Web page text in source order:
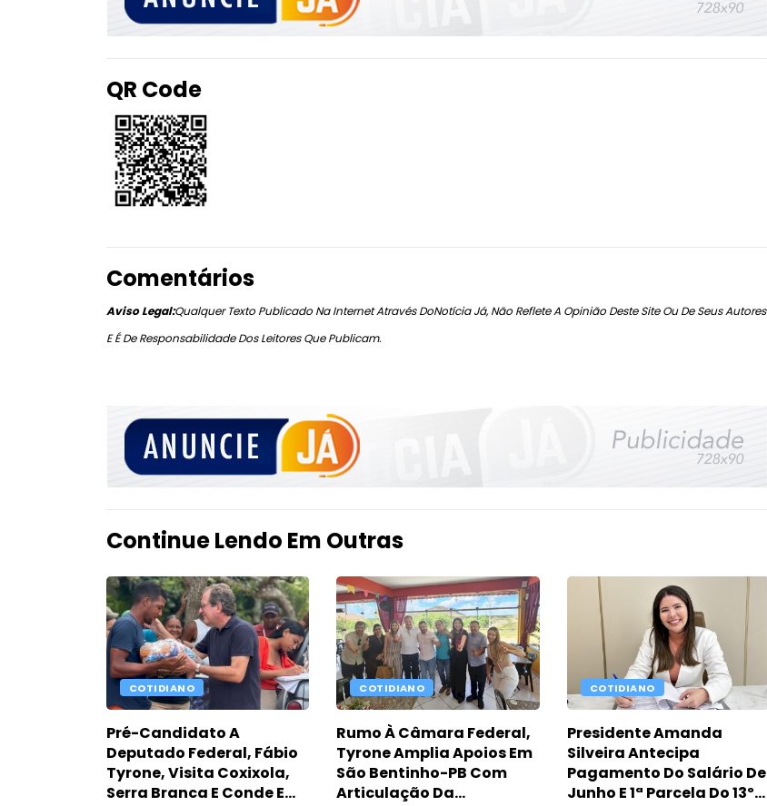
QR Code
Comentários
Aviso Legal:Qualquer Texto Publicado Na Internet Através DoNotícia Já, Não Reflete A Opinião Deste Site Ou De Seus Autores
E É De Responsabilidade Dos Leitores Que Publicam.
Continue Lendo Em Outras
COTIDIANO
Pré-Candidato A
Deputado Federal, Fábio
Tyrone, Visita Coxixola,
Serra Branca E Conde E
COTIDIANO
Rumo À Câmara Federal,
Tyrone Amplia Apoios Em
São Bentinho-PB Com
Articulação Da
COTIDIANO
Presidente Amanda
Silveira Antecipa
Pagamento Do Salário De
Junho E 1ª Parcela Do 13º